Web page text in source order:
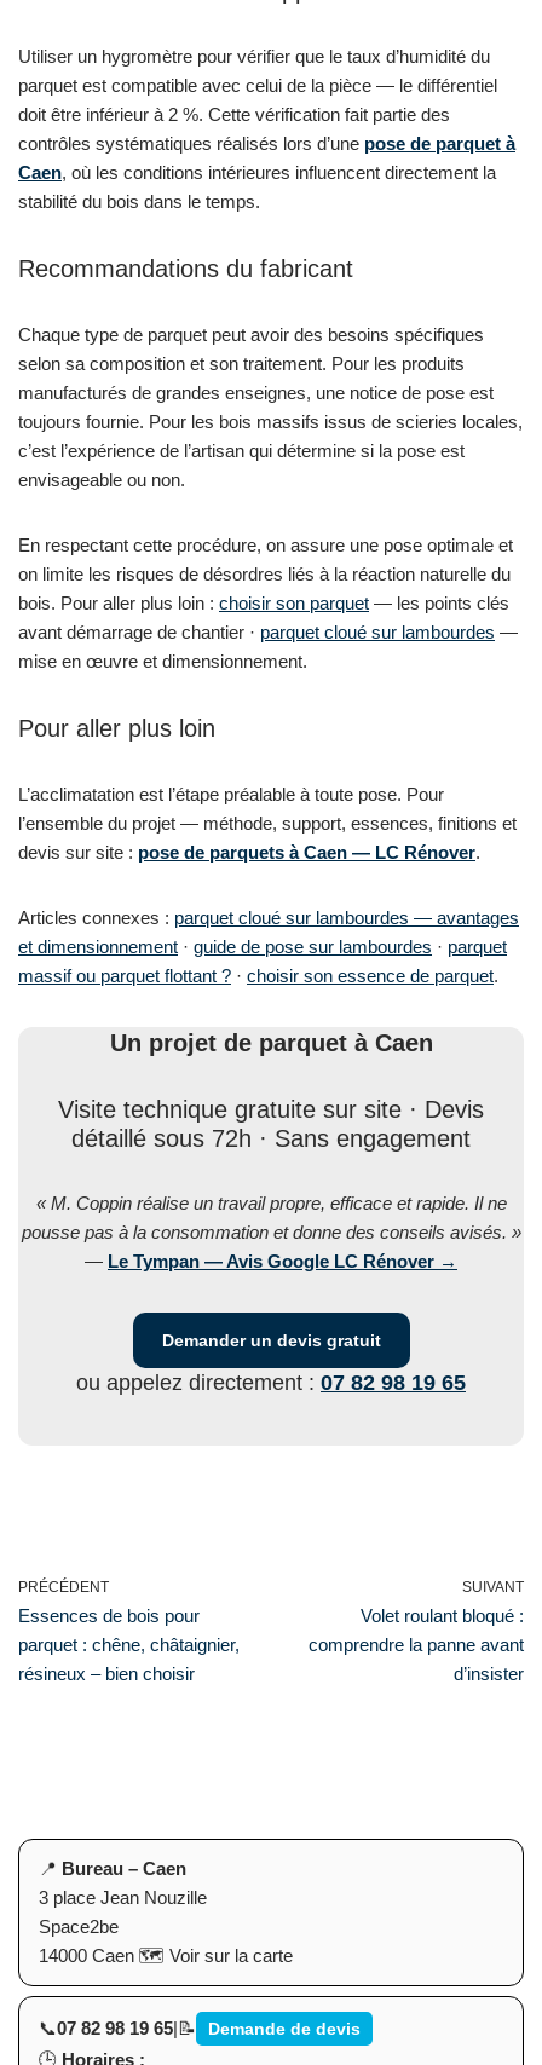
Utiliser un hygromètre pour vérifier que le taux d’humidité du
parquet est compatible avec celui de la pièce — le différentiel
doit être inférieur à 2 %. Cette vérification fait partie des
contrôles systématiques réalisés lors d’une pose de parquet à
Caen, où les conditions intérieures influencent directement la
stabilité du bois dans le temps.
Recommandations du fabricant
Chaque type de parquet peut avoir des besoins spécifiques
selon sa composition et son traitement. Pour les produits
manufacturés de grandes enseignes, une notice de pose est
toujours fournie. Pour les bois massifs issus de scieries locales,
c’est l’expérience de l’artisan qui détermine si la pose est
envisageable ou non.
En respectant cette procédure, on assure une pose optimale et
on limite les risques de désordres liés à la réaction naturelle du
bois. Pour aller plus loin : choisir son parquet — les points clés
avant démarrage de chantier · parquet cloué sur lambourdes —
mise en œuvre et dimensionnement.
Pour aller plus loin
L’acclimatation est l’étape préalable à toute pose. Pour
l’ensemble du projet — méthode, support, essences, finitions et
devis sur site : pose de parquets à Caen — LC Rénover.
Articles connexes : parquet cloué sur lambourdes — avantages
et dimensionnement · guide de pose sur lambourdes · parquet
massif ou parquet flottant ? · choisir son essence de parquet.
Un projet de parquet à Caen
Visite technique gratuite sur site · Devis
détaillé sous 72h · Sans engagement
« M. Coppin réalise un travail propre, efficace et rapide. Il ne
pousse pas à la consommation et donne des conseils avisés. »
— Le Tympan — Avis Google LC Rénover →
Demander un devis gratuit
ou appelez directement : 07 82 98 19 65
PRÉCÉDENT
Essences de bois pour
parquet : chêne, châtaignier,
résineux – bien choisir
SUIVANT
Volet roulant bloqué :
comprendre la panne avant
d’insister
📍 Bureau – Caen
3 place Jean Nouzille
Space2be
14000 Caen 🗺️ Voir sur la carte
📞07 82 98 19 65|📝 Demande de devis
🕒 Horaires :